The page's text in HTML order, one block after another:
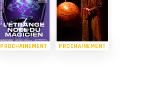
PROCHAINEMENT PROCHAINEMENT